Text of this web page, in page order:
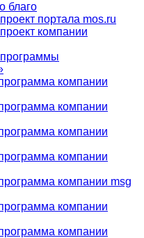
благо
портала mos.ru
компании
компании
компании
компании
компании
компании msg
компании
компании